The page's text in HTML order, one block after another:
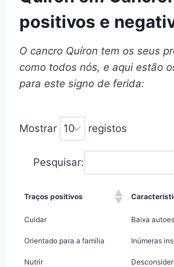
positivos e
O cancro Quíron tem os seus
como todos nós, e aqui estão
para este signo de ferida:
Mostrar registos
Pesquisar:
Traços positivos
Cuidar Baixa
Orientado para a família Inúmeras
Nutrir